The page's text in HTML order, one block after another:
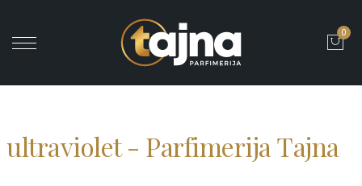
0
ultraviolet - Parfimerija Tajna